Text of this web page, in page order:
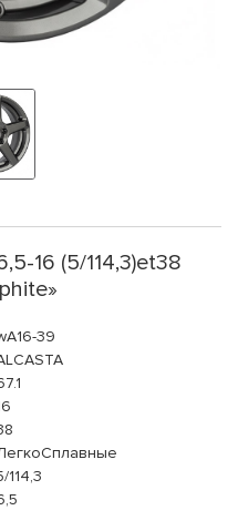
16 (5/114,3)et38
39
114,3